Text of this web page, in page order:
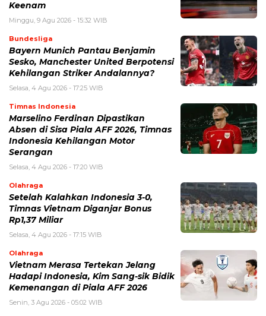
Keenam
Minggu, 9 Agu 2026 - 15:32 WIB
Bundesliga
Bayern Munich Pantau Benjamin
Sesko, Manchester United Berpotensi
Kehilangan Striker Andalannya?
Selasa, 4 Agu 2026 - 17:25 WIB
Timnas Indonesia
Marselino Ferdinan Dipastikan
Absen di Sisa Piala AFF 2026, Timnas
Indonesia Kehilangan Motor
Serangan
Selasa, 4 Agu 2026 - 17:20 WIB
Olahraga
Setelah Kalahkan Indonesia 3-0,
Timnas Vietnam Diganjar Bonus
Rp1,37 Miliar
Selasa, 4 Agu 2026 - 17:15 WIB
Olahraga
Vietnam Merasa Tertekan Jelang
Hadapi Indonesia, Kim Sang-sik Bidik
Kemenangan di Piala AFF 2026
Senin, 3 Agu 2026 - 05:02 WIB